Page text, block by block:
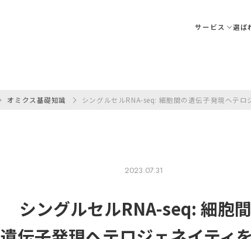
サービス 選ば
オミクス基礎知識 シングルセルRNA-seq: 細胞間の遺伝子発現ヘテロ
2023.07.31
シングルセルRNA-seq: 細胞